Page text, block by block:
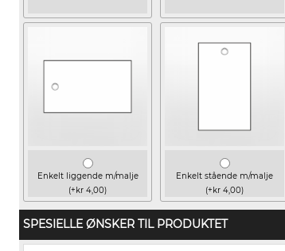
Enkelt liggende m/malje
(+kr 4,00)
Enkelt stående m/malje
(+kr 4,00)
SPESIELLE ØNSKER TIL PRODUKTET